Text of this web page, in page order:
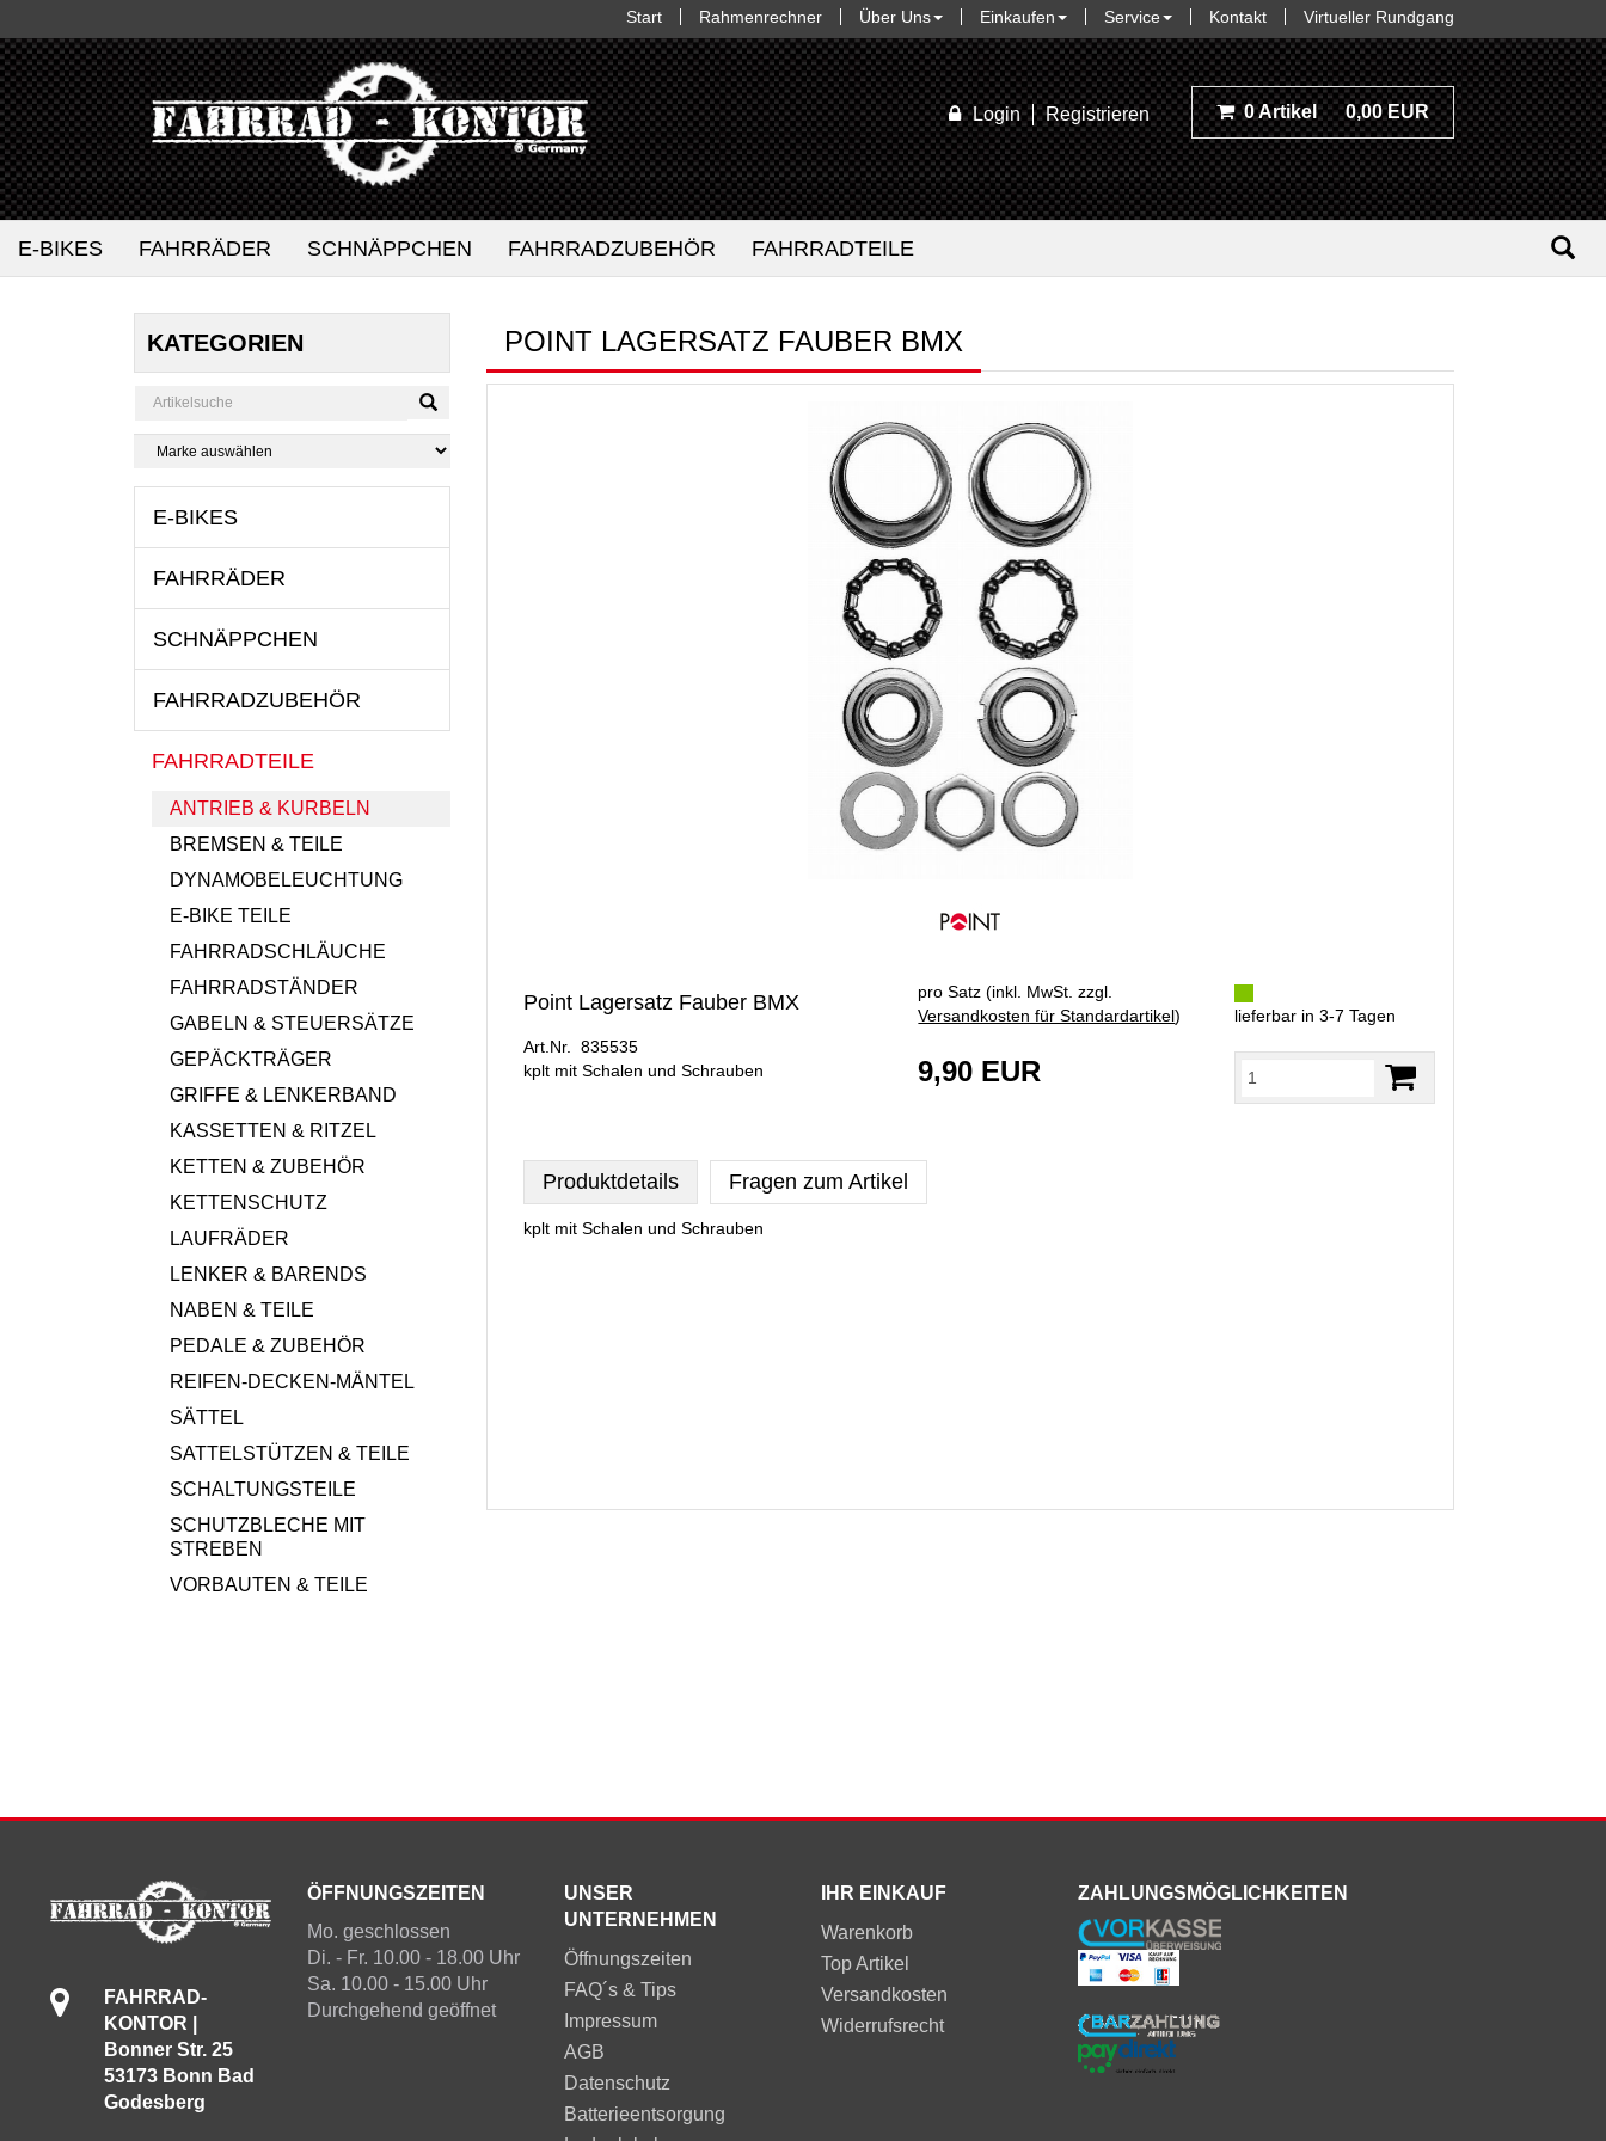
Start Rahmenrechner Über Uns Einkaufen Service Kontakt Virtueller Rundgang
Login Registrieren 0 Artikel 0,00 EUR
E-BIKES FAHRRÄDER SCHNÄPPCHEN FAHRRADZUBEHÖR FAHRRADTEILE
KATEGORIEN
E-BIKES
FAHRRÄDER
SCHNÄPPCHEN
FAHRRADZUBEHÖR
FAHRRADTEILE
ANTRIEB & KURBELN
BREMSEN & TEILE
DYNAMOBELEUCHTUNG
E-BIKE TEILE
FAHRRADSCHLÄUCHE
FAHRRADSTÄNDER
GABELN & STEUERSÄTZE
GEPÄCKTRÄGER
GRIFFE & LENKERBAND
KASSETTEN & RITZEL
KETTEN & ZUBEHÖR
KETTENSCHUTZ
LAUFRÄDER
LENKER & BARENDS
NABEN & TEILE
PEDALE & ZUBEHÖR
REIFEN-DECKEN-MÄNTEL
SÄTTEL
SATTELSTÜTZEN & TEILE
SCHALTUNGSTEILE
SCHUTZBLECHE MIT
STREBEN
VORBAUTEN & TEILE
POINT LAGERSATZ FAUBER BMX
Point Lagersatz Fauber BMX
Art.Nr. 835535
kplt mit Schalen und Schrauben
pro Satz (inkl. MwSt. zzgl.
Versandkosten für Standardartikel)
9,90 EUR
lieferbar in 3-7 Tagen
Produktdetails Fragen zum Artikel
kplt mit Schalen und Schrauben
FAHRRAD-
KONTOR |
Bonner Str. 25
53173 Bonn Bad
Godesberg
ÖFFNUNGSZEITEN
Mo. geschlossen
Di. - Fr. 10.00 - 18.00 Uhr
Sa. 10.00 - 15.00 Uhr
Durchgehend geöffnet
UNSER
UNTERNEHMEN
Öffnungszeiten
FAQ´s & Tips
Impressum
AGB
Datenschutz
Batterieentsorgung
IHR EINKAUF
Warenkorb
Top Artikel
Versandkosten
Widerrufsrecht
ZAHLUNGSMÖGLICHKEITEN